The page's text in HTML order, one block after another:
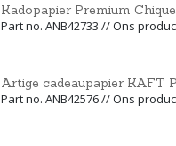
Kadopapier Premium
Part no. ANB42733 // Ons
Artige cadeaupapier KAFT
Part no. ANB42576 // Ons